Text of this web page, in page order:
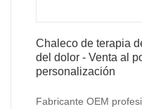
Chaleco de terapia
del dolor - Venta al
personalización
Fabricante OEM